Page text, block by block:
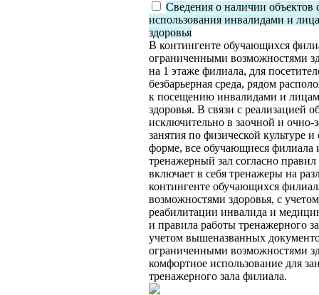
Сведения о наличии объектов
использования инвалидами и
здоровья
В контингенте обучающихся
ограниченными возможностями
на 1 этаже филиала, для
безбарьерная среда, рядом
к посещению инвалидами и
здоровья. В связи с реализацией
исключительно в заочной и очно-
занятия по физической культуре
форме, все обучающиеся филиала
тренажерный зал согласно
включает в себя тренажеры на
контингенте обучающихся
возможностями здоровья, с
реабилитации инвалида и
и правила работы тренажерного
учетом вышеназванных
ограниченными возможностями
комфортное использование для
тренажерного зала филиала.